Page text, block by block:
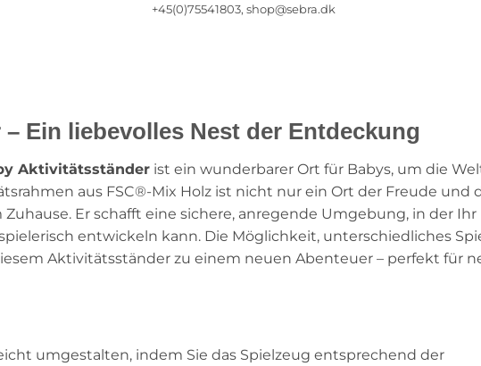
+45(0)75541803, shop@sebra.dk
Ein liebevolles Nest der Entdeckung
Aktivitätsständer ist ein wunderbarer Ort für Babys, um die
aus FSC®-Mix Holz ist nicht nur ein Ort der Freude und
Er schafft eine sichere, anregende Umgebung, in der Ihr
entwickeln kann. Die Möglichkeit, unterschiedliches
Aktivitätsständer zu einem neuen Abenteuer – perfekt für
umgestalten, indem Sie das Spielzeug entsprechend der